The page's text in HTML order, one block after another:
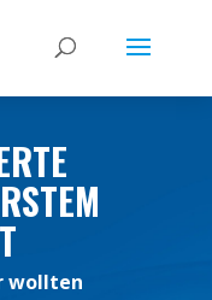
wollten